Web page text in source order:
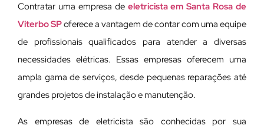
Contratar uma empresa de eletricista em Santa Rosa de
Viterbo SPoferece a vantagem de contar com uma equipe
de profissionais qualificados para atender a diversas
necessidades elétricas. Essas empresas oferecem uma
ampla gama de serviços, desde pequenas reparações até
grandes projetos de instalação e manutenção.
As empresas de eletricista são conhecidas por sua